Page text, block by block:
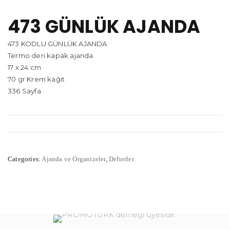
473 GÜNLÜK AJANDA
473 KODLU GÜNLÜK AJANDA
Termo deri kapak ajanda
17 x 24 cm
70 gr Krem kağıt
336 Sayfa
Categories:Ajanda ve Organizeler,Defterler